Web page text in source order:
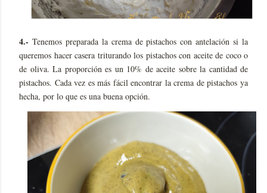
4.- Tenemos preparada la crema de pistachos con antelación si la
queremos hacer casera triturando los pistachos con aceite de coco o
de oliva. La proporción es un 10% de aceite sobre la cantidad de
pistachos. Cada vez es más fácil encontrar la crema de pistachos ya
hecha, por lo que es una buena opción.